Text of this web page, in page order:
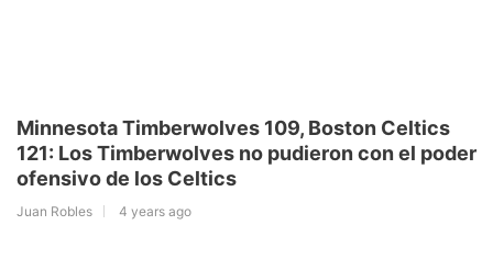
Minnesota Timberwolves 109, Boston Celtics
121: Los Timberwolves no pudieron con el poder
ofensivo de los Celtics
Juan Robles 4 years ago